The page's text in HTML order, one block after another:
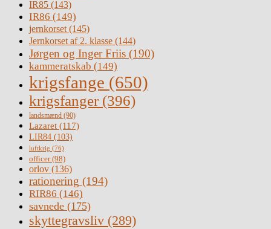
IR85 (143)
IR86 (149)
jernkorset(145)
Jernkorset af 2. klasse (144)
Jørgen og Inger Friis (190)
kammeratskab (149)
krigsfange (650)
krigsfanger (396)
landsmænd (90)
Lazaret (117)
LIR84 (103)
luftkrig (76)
officer(98)
orlov (136)
rationering (194)
RIR86 (146)
savnede (175)
skyttegravsliv (289)